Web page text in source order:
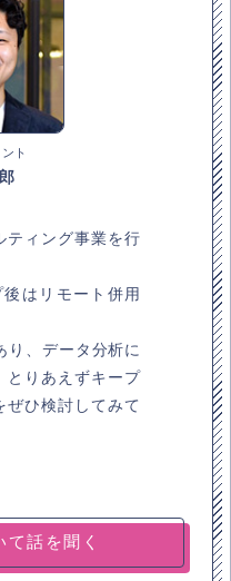
ト
ティング事業を行
はリモート併用
り、データ分析に
とりあえずキープ
ぜひ検討してみて